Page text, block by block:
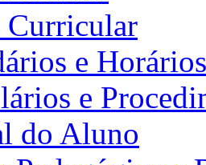
e Horários
e
do Aluno